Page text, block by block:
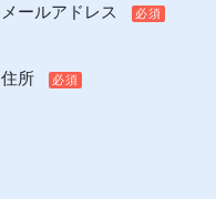
メールアドレス 必須
住所 必須